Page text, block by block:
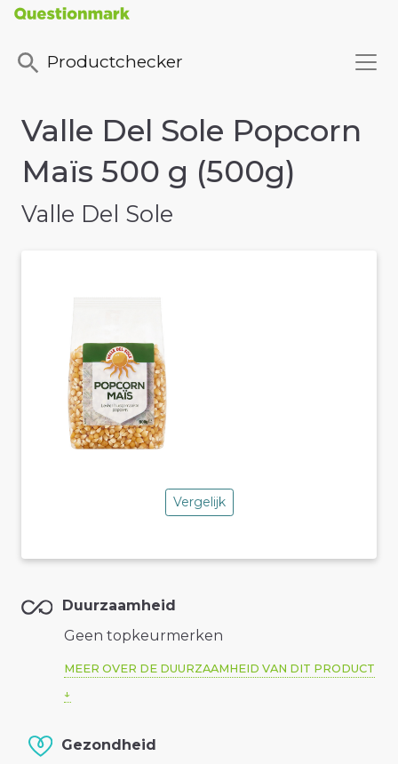
Productchecker
Valle Del Sole Popcorn
Maïs 500 g (500g)
Valle Del Sole
Vergelijk
Duurzaamheid
Geen topkeurmerken
MEER OVER DE DUURZAAMHEID VAN DIT PRODUCT
Gezondheid